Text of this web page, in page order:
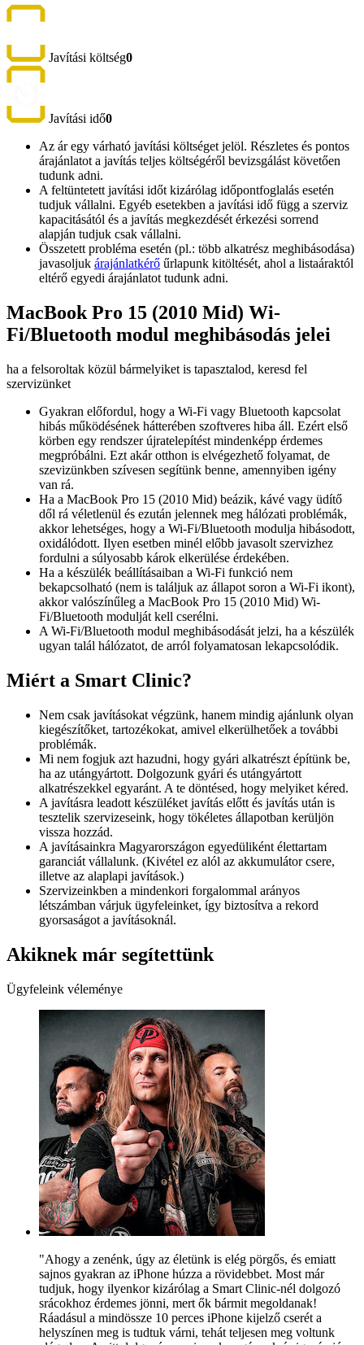
Javítási költség0
Javítási idő0
Az ár egy várható javítási költséget jelöl. Részletes és pontos
árajánlatot a javítás teljes költségéről bevizsgálást követően
tudunk adni.
A feltüntetett javítási időt kizárólag időpontfoglalás esetén
tudjuk vállalni. Egyéb esetekben a javítási idő függ a szerviz
kapacitásától és a javítás megkezdését érkezési sorrend
alapján tudjuk csak vállalni.
Összetett probléma esetén (pl.: több alkatrész meghibásodása)
javasoljuk árajánlatkérő űrlapunk kitöltését, ahol a listaáraktól
eltérő egyedi árajánlatot tudunk adni.
MacBook Pro 15 (2010 Mid) Wi-
Fi/Bluetooth modul meghibásodás jelei
ha a felsoroltak közül bármelyiket is tapasztalod, keresd fel
szervizünket
Gyakran előfordul, hogy a Wi-Fi vagy Bluetooth kapcsolat
hibás működésének hátterében szoftveres hiba áll. Ezért első
körben egy rendszer újratelepítést mindenképp érdemes
megpróbálni. Ezt akár otthon is elvégezhető folyamat, de
szevizünkben szívesen segítünk benne, amennyiben igény
van rá.
Ha a MacBook Pro 15 (2010 Mid) beázik, kávé vagy üdítő
dől rá véletlenül és ezután jelennek meg hálózati problémák,
akkor lehetséges, hogy a Wi-Fi/Bluetooth modulja hibásodott,
oxidálódott. Ilyen esetben minél előbb javasolt szervizhez
fordulni a súlyosabb károk elkerülése érdekében.
Ha a készülék beállításaiban a Wi-Fi funkció nem
bekapcsolható (nem is találjuk az állapot soron a Wi-Fi ikont),
akkor valószínűleg a MacBook Pro 15 (2010 Mid) Wi-
Fi/Bluetooth modulját kell cserélni.
A Wi-Fi/Bluetooth modul meghibásodását jelzi, ha a készülék
ugyan talál hálózatot, de arról folyamatosan lekapcsolódik.
Miért a Smart Clinic?
Nem csak javításokat végzünk, hanem mindig ajánlunk olyan
kiegészítőket, tartozékokat, amivel elkerülhetőek a további
problémák.
Mi nem fogjuk azt hazudni, hogy gyári alkatrészt építünk be,
ha az utángyártott. Dolgozunk gyári és utángyártott
alkatrészekkel egyaránt. A te döntésed, hogy melyiket kéred.
A javításra leadott készüléket javítás előtt és javítás után is
tesztelik szervizeseink, hogy tökéletes állapotban kerüljön
vissza hozzád.
A javításainkra Magyarországon egyedüliként élettartam
garanciát vállalunk. (Kivétel ez alól az akkumulátor csere,
illetve az alaplapi javítások.)
Szervizeinkben a mindenkori forgalommal arányos
létszámban várjuk ügyfeleinket, így biztosítva a rekord
gyorsaságot a javításoknál.
Akiknek már segítettünk
Ügyfeleink véleménye
"Ahogy a zenénk, úgy az életünk is elég pörgős, és emiatt
sajnos gyakran az iPhone húzza a rövidebbet. Most már
tudjuk, hogy ilyenkor kizárólag a Smart Clinic-nél dolgozó
srácokhoz érdemes jönni, mert ők bármit megoldanak!
Ráadásul a mindössze 10 perces iPhone kijelző cserét a
helyszínen meg is tudtuk várni, tehát teljesen meg voltunk